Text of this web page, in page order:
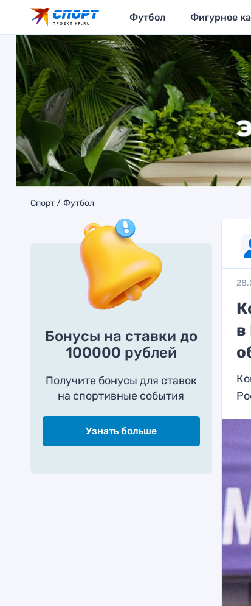
Футбол Фигурное
Спорт Футбол
Бонусы на ставки до
100000 рублей
Получите бонусы для ставок
на спортивные события
Узнать больше
в